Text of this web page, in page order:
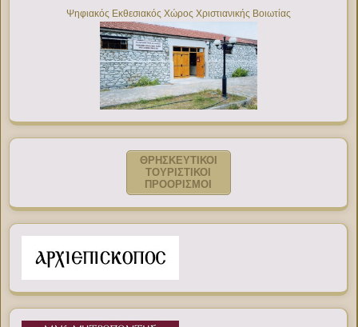
Ψηφιακός Εκθεσιακός Χώρος Χριστιανικής Βοιωτίας
ΘΡΗΣΚΕΥΤΙΚΟΙ
ΤΟΥΡΙΣΤΙΚΟΙ
ΠΡΟΟΡΙΣΜΟΙ